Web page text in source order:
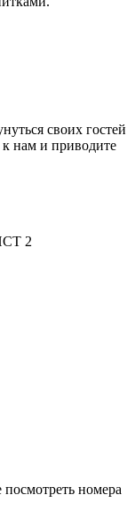
своих гостей
нам и приводите
2
номера